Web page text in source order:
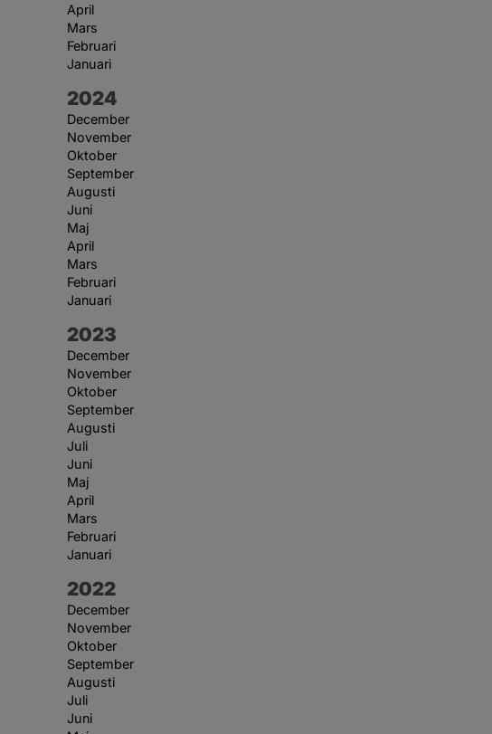
April
Mars
Februari
Januari
År:
2024
December
November
Oktober
September
Augusti
Juni
Maj
April
Mars
Februari
Januari
År:
2023
December
November
Oktober
September
Augusti
Juli
Juni
Maj
April
Mars
Februari
Januari
År:
2022
December
November
Oktober
September
Augusti
Juli
Juni